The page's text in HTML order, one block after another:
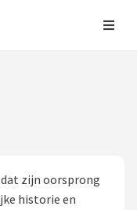
zijn oorsprong
historie en